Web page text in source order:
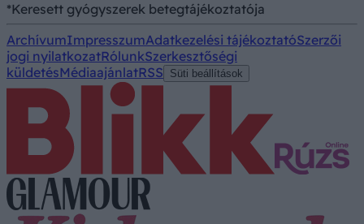
*Keresett gyógyszerek betegtájékoztatója
ArchívumImpresszumAdatkezelési tájékoztatóSzerzői
jogi nyilatkozatRólunkSzerkesztőségi
küldetésMédiaajánlatRSS Süti beállítások